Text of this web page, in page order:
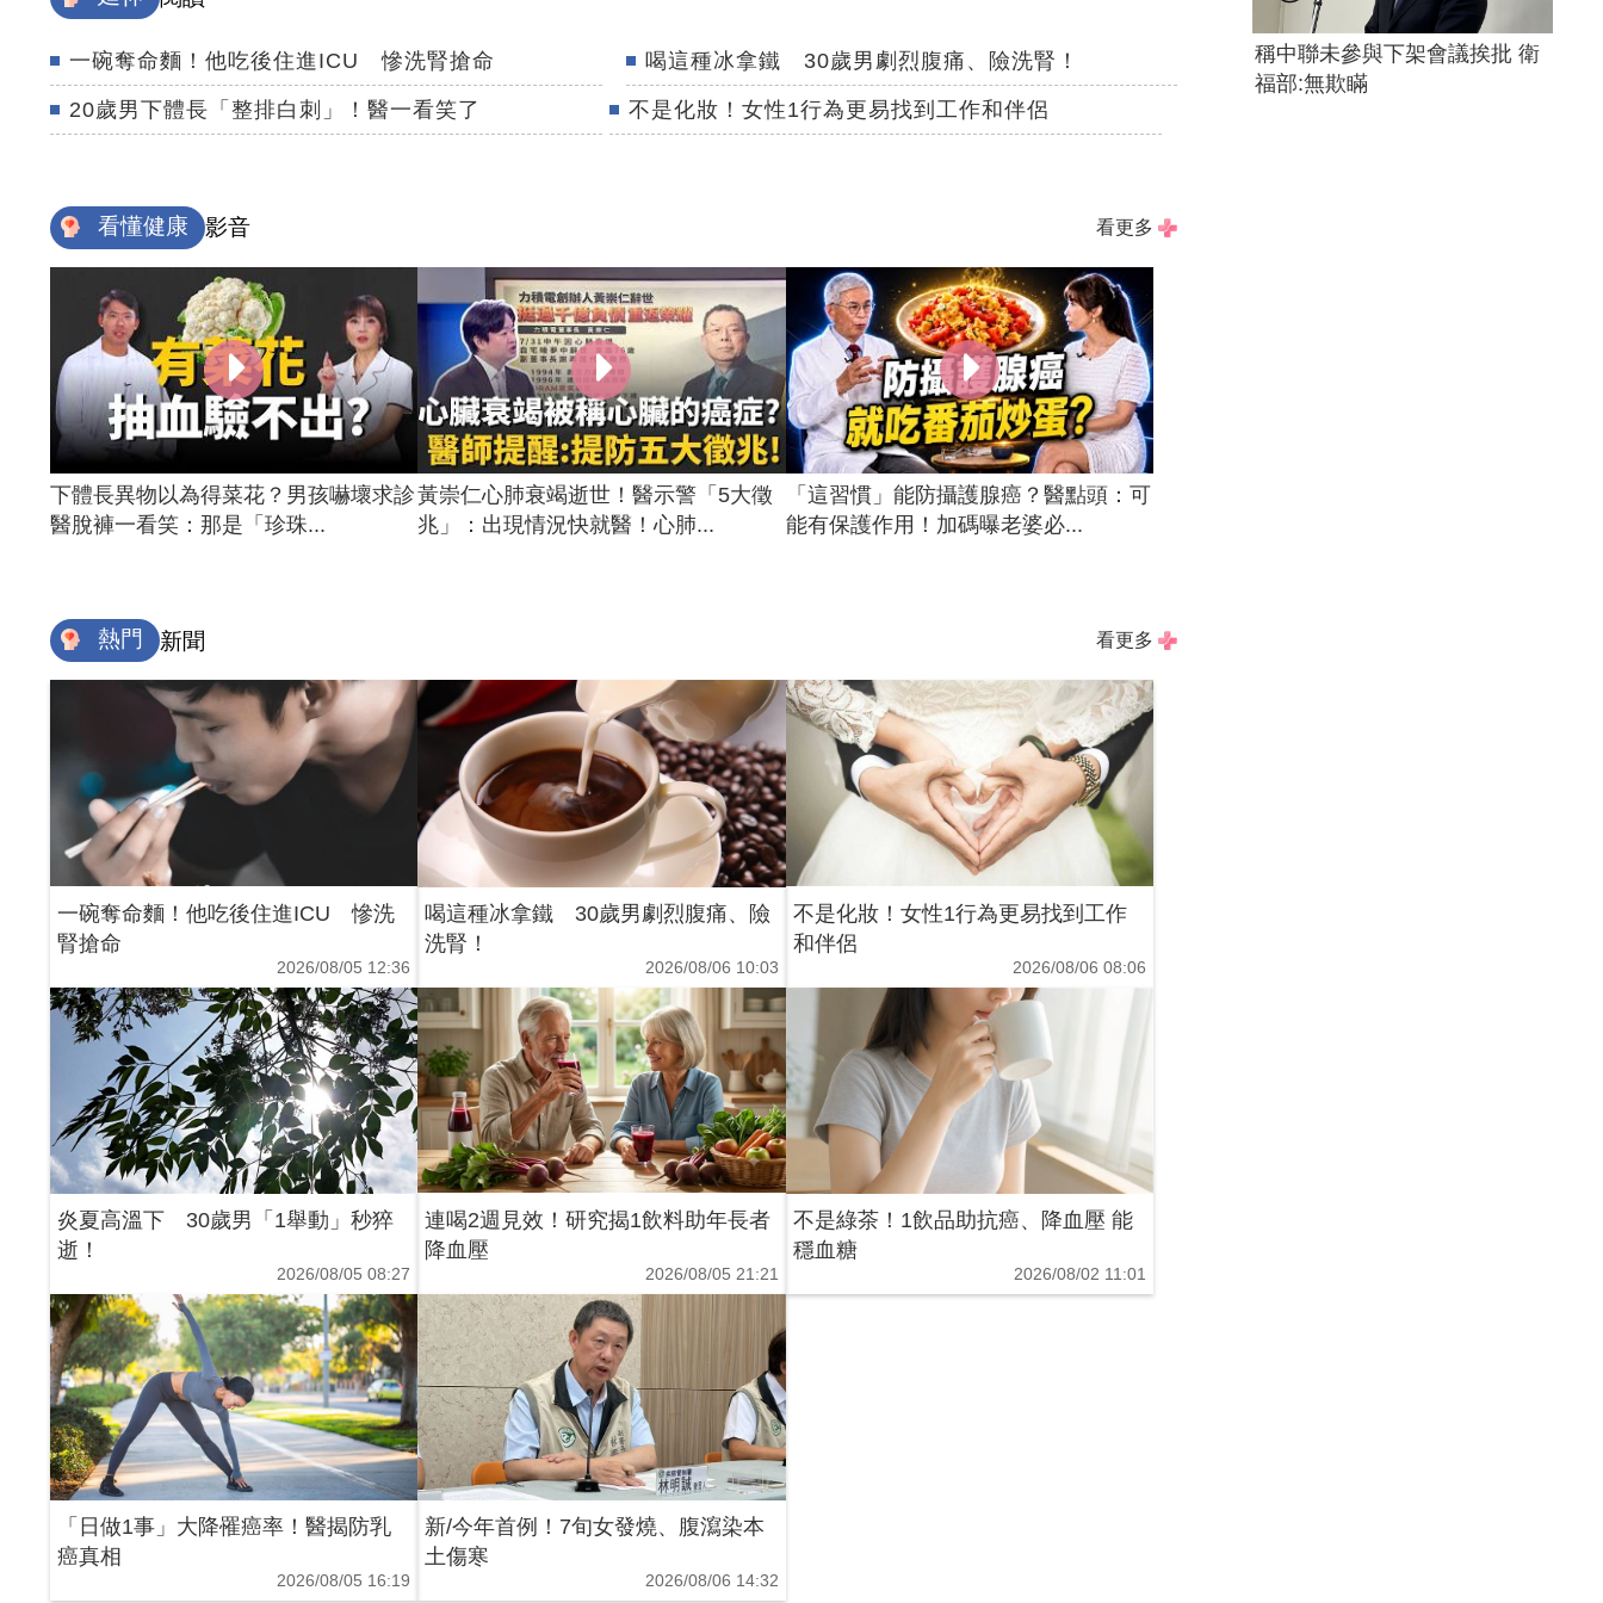
一碗奪命麵！他吃後住進ICU 慘洗腎搶命 喝這種冰拿鐵 30歲男劇烈腹痛、險洗腎！
20歲男下體長「整排白刺」！醫一看笑了 不是化妝！女性1行為更易找到工作和伴侶
看懂健康 影音 看更多
下體長異物以為得菜花？男孩嚇壞求診
醫脫褲一看笑：那是「珍珠...
黃崇仁心肺衰竭逝世！醫示警「5大徵
兆」：出現情況快就醫！心肺...
「這習慣」能防攝護腺癌？醫點頭：可
能有保護作用！加碼曝老婆必...
熱門 新聞 看更多
一碗奪命麵！他吃後住進ICU 慘洗
腎搶命
2026/08/05 12:36
喝這種冰拿鐵 30歲男劇烈腹痛、險
洗腎！
2026/08/06 10:03
不是化妝！女性1行為更易找到工作
和伴侶
2026/08/06 08:06
炎夏高溫下 30歲男「1舉動」秒猝
逝！
2026/08/05 08:27
連喝2週見效！研究揭1飲料助年長者
降血壓
2026/08/05 21:21
不是綠茶！1飲品助抗癌、降血壓 能
穩血糖
2026/08/02 11:01
「日做1事」大降罹癌率！醫揭防乳
癌真相
2026/08/05 16:19
新/今年首例！7旬女發燒、腹瀉染本
土傷寒
2026/08/06 14:32
稱中聯未參與下架會議挨批 衛
福部:無欺瞞